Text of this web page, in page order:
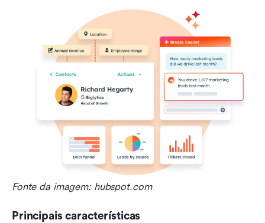
Fonte da imagem: hubspot.com
Principais características